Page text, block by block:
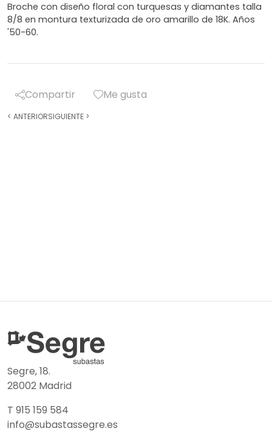
Broche con diseño floral con turquesas y diamantes talla
8/8 en montura texturizada de oro amarillo de 18K. Años
'50-60.
Compartir Me gusta
< ANTERIORSIGUIENTE >
Segre, 18.
28002 Madrid
T 915 159 584
info@subastassegre.es